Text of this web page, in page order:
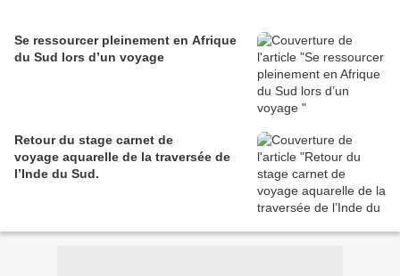
Se ressourcer pleinement en Afrique
du Sud lors d’un voyage
Retour du stage carnet de
voyage aquarelle de la traversée de
l’Inde du Sud.